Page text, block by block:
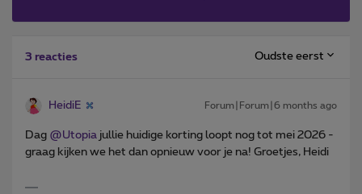
3 reacties Oudste eerst
HeidiE Forum|Forum|6 months ago
Dag ​ @Utopia jullie huidige korting loopt nog tot mei 2026 -
graag kijken we het dan opnieuw voor je na! Groetjes, Heidi